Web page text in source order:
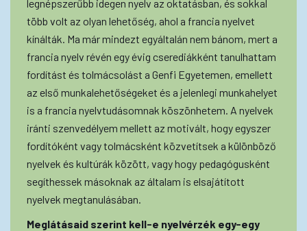
legnépszerűbb idegen nyelv az oktatásban, és sokkal
több volt az olyan lehetőség, ahol a francia nyelvet
kínálták. Ma már mindezt egyáltalán nem bánom, mert a
francia nyelv révén egy évig cserediákként tanulhattam
fordítást és tolmácsolást a Genfi Egyetemen, emellett
az első munkalehetőségeket és a jelenlegi munkahelyet
is a francia nyelvtudásomnak köszönhetem. A nyelvek
iránti szenvedélyem mellett az motivált, hogy egyszer
fordítóként vagy tolmácsként közvetítsek a különböző
nyelvek és kultúrák között, vagy hogy pedagógusként
segíthessek másoknak az általam is elsajátított
nyelvek megtanulásában.
Meglátásaid szerint kell-e nyelvérzék egy-egy